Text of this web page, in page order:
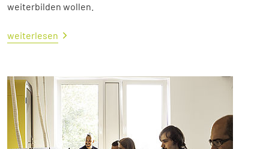
weiterbilden wollen.
weiterlesen